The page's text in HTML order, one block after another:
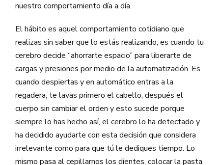
nuestro comportamiento día a día.
El hábito es aquel comportamiento cotidiano que
realizas sin saber que lo estás realizando, es cuando tu
cerebro decide “ahorrarte espacio” para liberarte de
cargas y presiones por medio de la automatización. Es
cuando despiertas y en automático entras a la
regadera, te lavas primero el cabello, después el
cuerpo sin cambiar el orden y esto sucede porque
siempre lo has hecho así, el cerebro lo ha detectado y
ha decidido ayudarte con esta decisión que considera
irrelevante como para que tú le dediques tiempo. Lo
mismo pasa al cepillarnos los dientes, colocar la pasta